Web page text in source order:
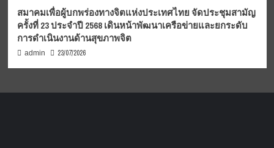
สมาคมเพื่อผู้บกพร่องทางจิตแห่งประเทศไทย จัดประชุมสามัญ
ครั้งที่ 23 ประจำปี 2568 เดินหน้าพัฒนาเครือข่ายและยกระดับ
การดำเนินงานด้านสุขภาพจิต
admin 23/07/2026